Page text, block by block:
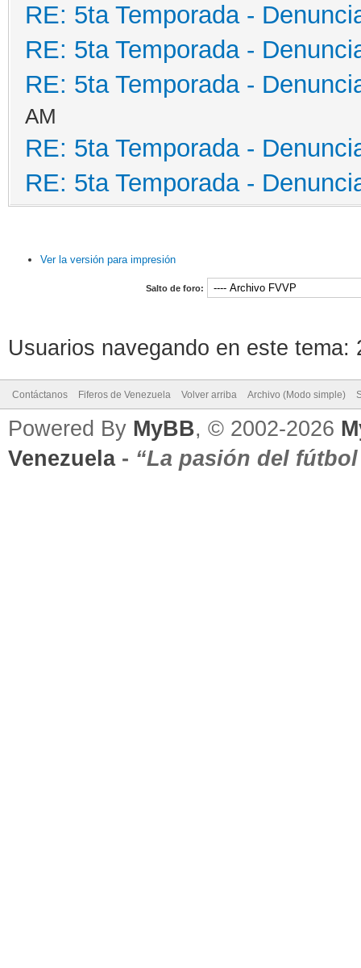
RE: 5ta Temporada -
RE: 5ta Temporada -
RE: 5ta Temporada -
AM
RE: 5ta Temporada -
RE: 5ta Temporada -
Ver la versión para impresión
Salto de foro:
Usuarios navegando en este tema:
Contáctanos Fiferos de Venezuela Volver arriba Archivo (Modo simple)
Powered By MyBB, © 2002-2026
Venezuela- “La pasión del